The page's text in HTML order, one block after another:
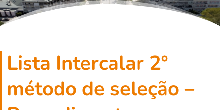
Lista Intercalar 2º
método de seleção –